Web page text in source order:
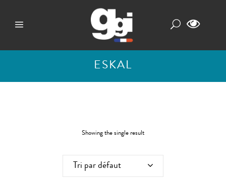
ESKAL
Showing the single result
Tri par défaut